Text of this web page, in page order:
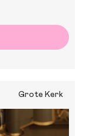
Grote Kerk